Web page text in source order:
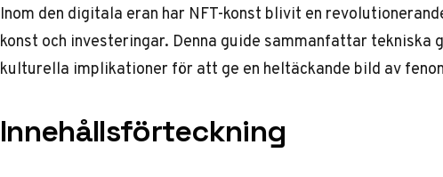
Inom den digitala eran har NFT-konst blivit en
konst och investeringar. Denna guide sammanfattar
kulturella implikationer för att ge en heltäckande bild av
Innehållsförteckning